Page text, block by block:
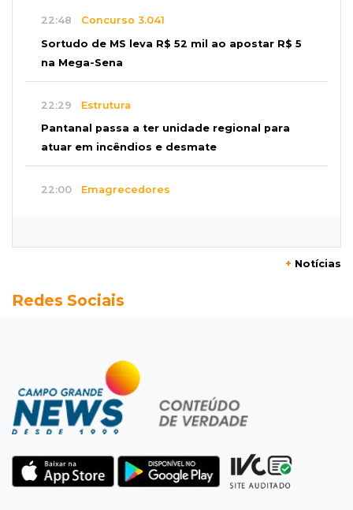
22:48 Concurso 3.041
Sortudo de MS leva R$ 52 mil ao apostar R$ 5
na Mega-Sena
22:29 Estrutura
Pantanal passa a ter unidade regional para
atuar em incêndios e desmate
22:00 Emagrecedores
Granizo danifica telhados e plantações
Agregado
Inter perde para o Corinthians mas avança às
quartas da Copa do Brasil
Vitória goleia Athletico-PR por 4 a 0 e avança
às quartas da Copa do Brasil
+ Notícias
Redes Sociais